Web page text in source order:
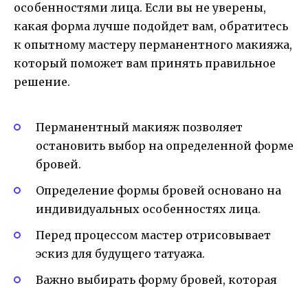
особенностями лица. Если вы не уверены,
какая форма лучше подойдет вам, обратитесь
к опытному мастеру перманентного макияжа,
который поможет вам принять правильное
решение.
Перманентный макияж позволяет
остановить выбор на определенной форме
бровей.
Определение формы бровей основано на
индивидуальных особенностях лица.
Перед процессом мастер отрисовывает
эскиз для будущего татуажа.
Важно выбирать форму бровей, которая